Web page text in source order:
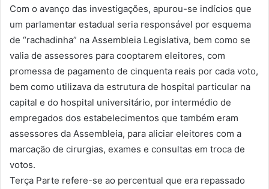
Com o avanço das investigações, apurou-se indícios que
um parlamentar estadual seria responsável por esquema
de “rachadinha” na Assembleia Legislativa, bem como se
valia de assessores para cooptarem eleitores, com
promessa de pagamento de cinquenta reais por cada voto,
bem como utilizava da estrutura de hospital particular na
capital e do hospital universitário, por intermédio de
empregados dos estabelecimentos que também eram
assessores da Assembleia, para aliciar eleitores com a
marcação de cirurgias, exames e consultas em troca de
votos.
Terça Parte refere-se ao percentual que era repassado